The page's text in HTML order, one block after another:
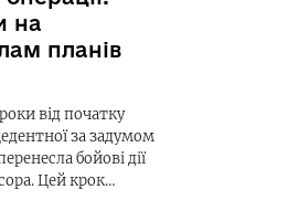
на
планів
від початку
за задумом
бойові дії
Цей крок…